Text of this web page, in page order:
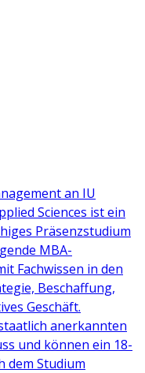
an IU
Sciences ist ein
Präsenzstudium
MBA-
Fachwissen in den
Beschaffung,
Geschäft.
anerkannten
und können ein 18-
dem Studium